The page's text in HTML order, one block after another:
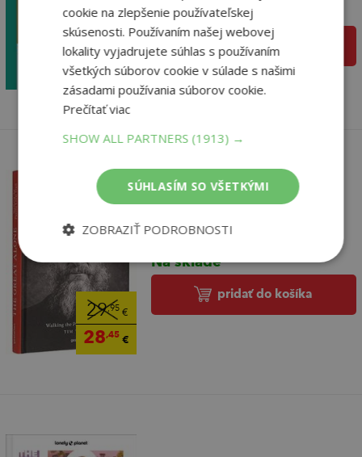
31 €
29,93€
Na sklade
pridať do košíka
29,95€
28,45€
Tim Voors,
Na sklade
pridať do košíka
cookie na zlepšenie používateľskej
skúsenosti. Používaním našej webovej
lokality vyjadrujete súhlas s používaním
všetkých súborov cookie v súlade s našimi
zásadami používania súborov cookie.
Prečítať viac
SHOW ALL PARTNERS (1913) →
SÚHLASÍM SO VŠETKÝMI
ZOBRAZIŤ PODROBNOSTI